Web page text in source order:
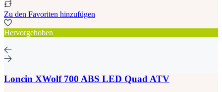
Zu den Favoriten hinzufügen
Hervorgehoben
Loncin XWolf 700 ABS LED Quad ATV